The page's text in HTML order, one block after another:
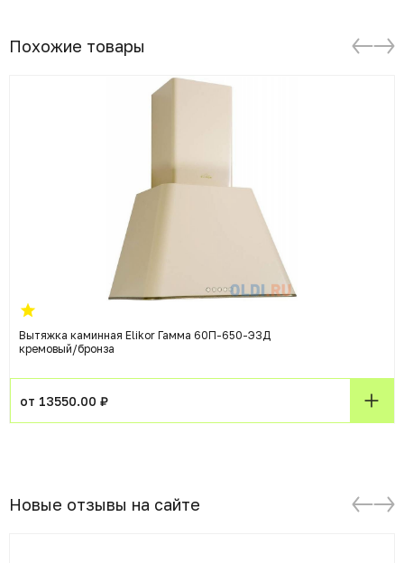
Похожие товары
Вытяжка каминная Elikor Гамма 60П-650-Э3Д
кремовый/бронза
от 13550.00 ₽
Новые отзывы на сайте